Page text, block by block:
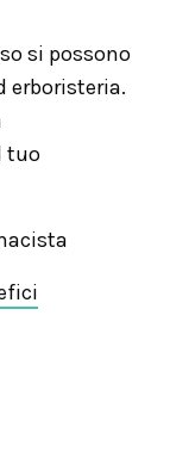
si possono
erboristeria.
tuo